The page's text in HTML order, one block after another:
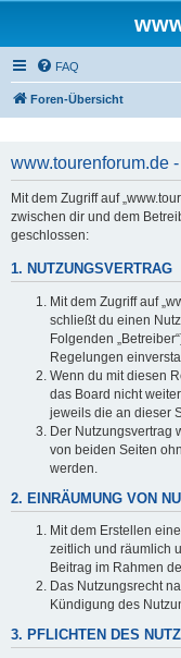
FAQ
Foren-Übersicht
www.tourenforum.de
Mit dem Zugriff auf
zwischen dir und dem
geschlossen:
1. NUTZUNGSVERTRAG
Mit dem Zugriff auf
schließt du einen
Folgenden
Regelungen
Wenn du mit diesen
das Board nicht
jeweils die an dieser
Der Nutzungsvertrag
von beiden Seiten
werden.
2. EINRÄUMUNG VON
Mit dem Erstellen
zeitlich und räumlich
Beitrag im Rahmen
Das Nutzungsrecht
Kündigung des
3. PFLICHTEN DES